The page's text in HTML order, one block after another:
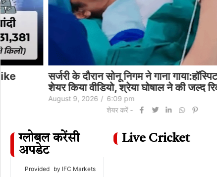
सर्जरी के दौरान सोनू निगम ने गाना गाया:हॉस्पिटल बेड से
शेयर किया वीडियो, श्रेया घोषाल ने की जल्द रिकवरी की…
August 9, 2026 / 6:09 pm
ग्लोबल करेंसी
अपडेट
Provided by IFC Markets
Live Cricket